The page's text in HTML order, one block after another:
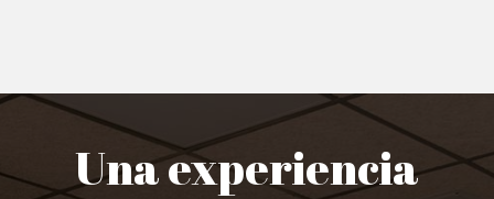
Una experiencia